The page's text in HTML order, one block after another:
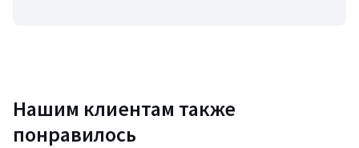
Цвета Мятный
Размеры 40 (FR) - 46 (RUS), 50 (FR) - 56 (RUS)
Нашим клиентам также
понравилось